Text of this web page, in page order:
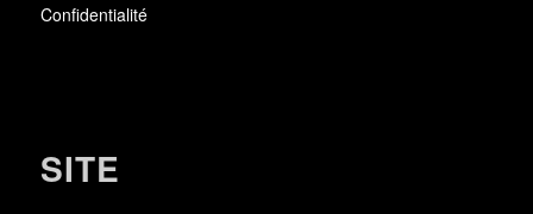
Confidentialité
SITE